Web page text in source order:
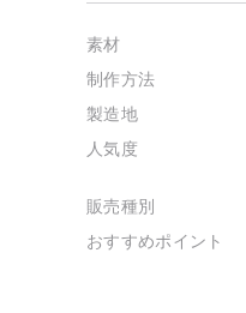
素材
制作方法
製造地
人気度
販売種別
おすすめポイント